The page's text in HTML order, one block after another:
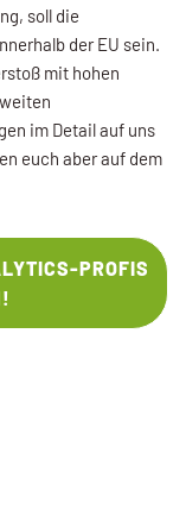
soll die
der EU sein.
mit hohen
im Detail auf uns
euch aber auf dem
PROFIS